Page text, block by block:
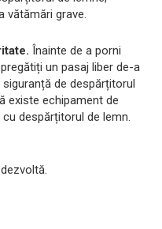
vătămări grave.
Înainte de a porni
un pasaj liber de-a
de despărțitorul
existe echipament de
despărțitorul de lemn.